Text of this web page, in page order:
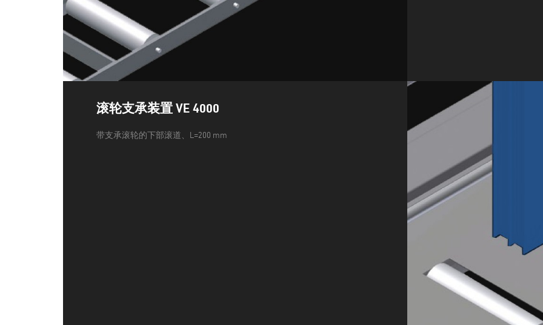
滚轮支承装置 VE 4000
带支承滚轮的下部滚道、L=200 mm